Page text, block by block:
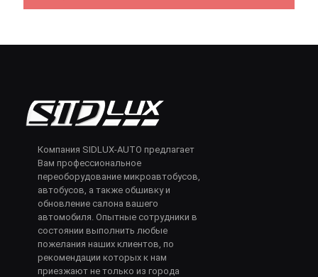
Компания SIDLUX-AUTO предлагает
Вам профессиональное
переоборудование микроавтобусов,
автобусов, а также обшивку и
обновление салона вашего
автомобиля. Опытные сотрудники в
состоянии выполнить любые
пожелания наших клиентов, по
рекомендации которых к нам
приезжают не только из города